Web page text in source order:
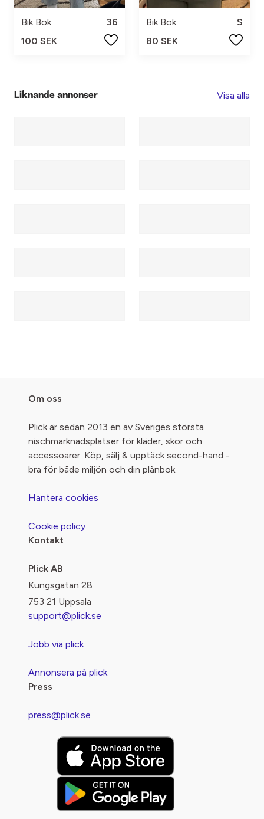
Bik Bok
36
100 SEK
Bik Bok
S
80 SEK
Liknande annonser Visa alla
Om oss
Plick är sedan 2013 en av Sveriges största
nischmarknadsplatser för kläder, skor och
accessoarer. Köp, sälj & upptäck second-hand -
bra för både miljön och din plånbok.
Hantera cookies
Cookie policy
Kontakt
Plick AB
Kungsgatan 28
753 21 Uppsala
support@plick.se
Jobb via plick
Annonsera på plick
Press
press@plick.se